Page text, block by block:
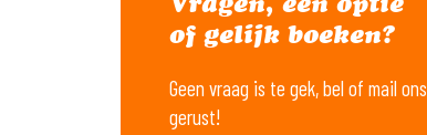
Vragen, een optie
of gelijk boeken?
Geen vraag is te gek, bel of mail ons
gerust!